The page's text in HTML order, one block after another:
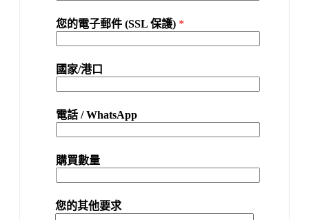
您的電子郵件 (SSL 保護) *
國家/港口
電話 / WhatsApp
購買數量
您的其他要求